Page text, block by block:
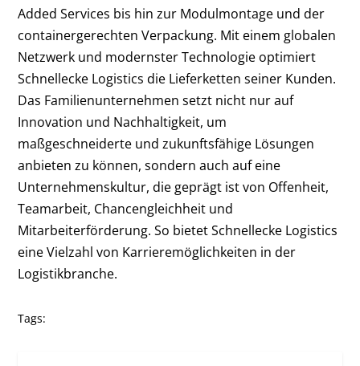
Added Services bis hin zur Modulmontage und der
containergerechten Verpackung. Mit einem globalen
Netzwerk und modernster Technologie optimiert
Schnellecke Logistics die Lieferketten seiner Kunden.
Das Familienunternehmen setzt nicht nur auf
Innovation und Nachhaltigkeit, um
maßgeschneiderte und zukunftsfähige Lösungen
anbieten zu können, sondern auch auf eine
Unternehmenskultur, die geprägt ist von Offenheit,
Teamarbeit, Chancengleichheit und
Mitarbeiterförderung. So bietet Schnellecke Logistics
eine Vielzahl von Karrieremöglichkeiten in der
Logistikbranche.
Tags: